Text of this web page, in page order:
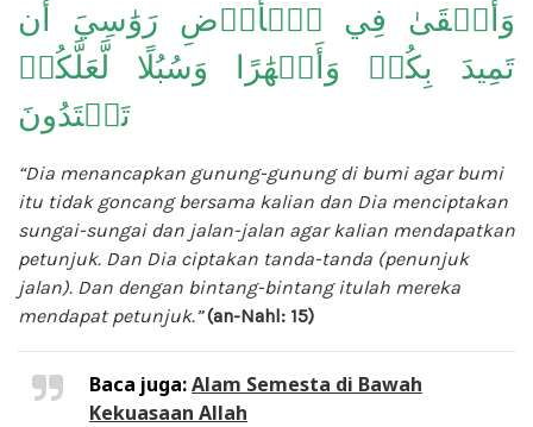
وَأَلۡقَىٰ فِي ٱلۡأَرۡضِ رَوَٰسِيَ أَن
تَمِيدَ بِكُمۡ وَأَنۡهَٰرًا وَسُبُلًا لَّعَلَّكُمۡ
“Dia menancapkan gunung-gunung di bumi agar bumi
itu tidak goncang bersama kalian dan Dia menciptakan
sungai-sungai dan jalan-jalan agar kalian mendapatkan
petunjuk. Dan Dia ciptakan tanda-tanda (penunjuk
jalan). Dan dengan bintang-bintang itulah mereka
mendapat petunjuk.” (an-Nahl: 15)
Baca juga:Alam Semesta di Bawah
Kekuasaan Allah